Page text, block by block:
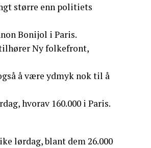
større enn politiets
Bonijol i Paris.
Ny folkefront,
å være ydmyk nok til å
hvorav 160.000 i Paris.
lørdag, blant dem 26.000